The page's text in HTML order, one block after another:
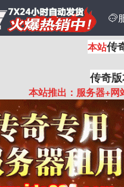

本站传
传奇
本站推出：服务器+